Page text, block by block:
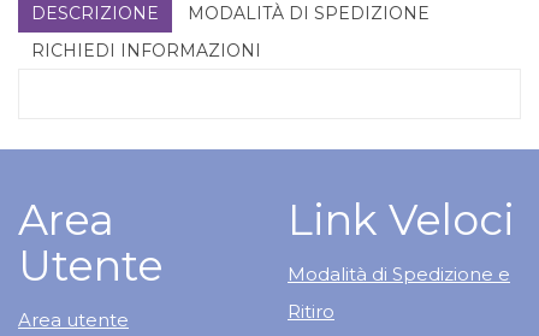
DESCRIZIONE
MODALITÀ DI SPEDIZIONE
RICHIEDI INFORMAZIONI
Area
Utente
Area utente
Link Veloci
Modalità di Spedizione e
Ritiro